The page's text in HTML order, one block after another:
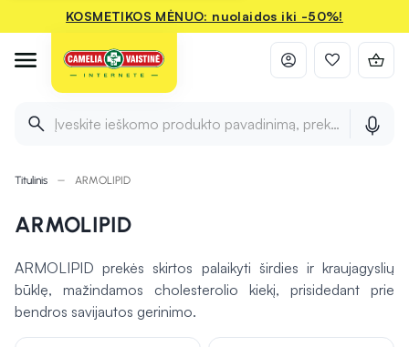
KOSMETIKOS MĖNUO: nuolaidos iki -50%!
Įveskite ieškomo produkto pavadinimą, prekės ženklą ir
Titulinis ARMOLIPID
ARMOLIPID
ARMOLIPID prekės skirtos palaikyti širdies ir kraujagyslių
būklę, mažindamos cholesterolio kiekį, prisidedant prie
bendros savijautos gerinimo.